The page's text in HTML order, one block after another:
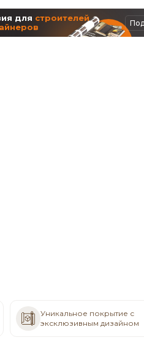
для строителей
Уникальное покрытие с
эксклюзивным дизайном